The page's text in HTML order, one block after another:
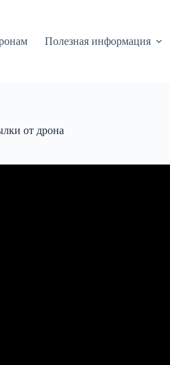
Полезная информация
от дрона